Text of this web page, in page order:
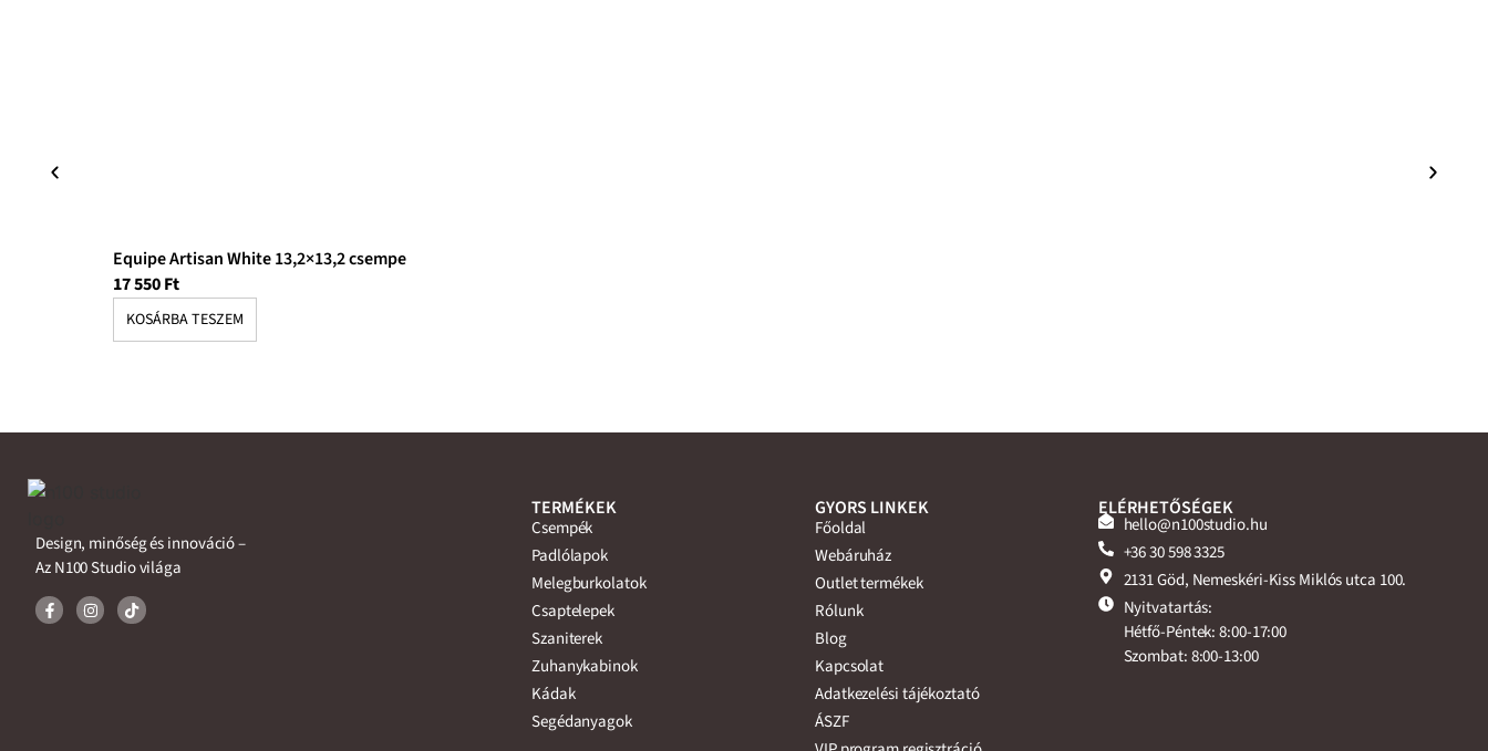
Equipe Artisan White 13,2×13,2 csempe
17 550Ft
KOSÁRBA TESZEM
Design, minőség és innováció –
Az N100 Studio világa
TERMÉKEK
Csempék
Padlólapok
Melegburkolatok
Csaptelepek
Szaniterek
Zuhanykabinok
Kádak
Segédanyagok
GYORS LINKEK
Főoldal
Webáruház
Outlet termékek
Rólunk
Blog
Kapcsolat
Adatkezelési tájékoztató
ÁSZF
ELÉRHETŐSÉGEK
hello@n100studio.hu
+36 30 598 3325
2131 Göd, Nemeskéri-Kiss Miklós utca 100.
Nyitvatartás:
Hétfő-Péntek: 8:00-17:00
Szombat: 8:00-13:00